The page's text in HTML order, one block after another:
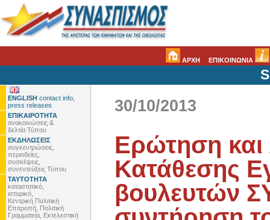
ΑΡΧΗ ΕΠΙΚΟΙΝΩΝΙΑ
ENGLISH contact info,
press releases
ΕΠΙΚΑΙΡΟΤΗΤΑ
ανακοινώσεις &
δελτία Τύπου
ΕΚΔΗΛΩΣΕΙΣ
συγκεντρώσεις,
περιοδείες,
συσκέψεις,
συνεντεύξεις Τύπου
ΤΑΥΤΟΤΗΤΑ
καταστατικό,
ιστορικό,
Κεντρική Πολιτική
Επιτροπή, Πολιτική
Γραμματεία, Εκτελεστική
30/10/2013
Ερώτηση και
Κατάθεσης
βουλευτών